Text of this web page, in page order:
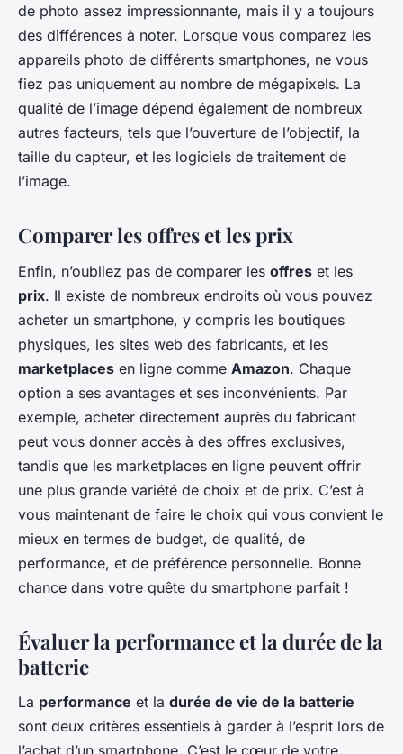
de photo assez impressionnante, mais il y a toujours
des différences à noter. Lorsque vous comparez les
appareils photo de différents smartphones, ne vous
fiez pas uniquement au nombre de mégapixels. La
qualité de l’image dépend également de nombreux
autres facteurs, tels que l’ouverture de l’objectif, la
taille du capteur, et les logiciels de traitement de
l’image.
Comparer les offres et les prix
Enfin, n’oubliez pas de comparer les offres et les
prix. Il existe de nombreux endroits où vous pouvez
acheter un smartphone, y compris les boutiques
physiques, les sites web des fabricants, et les
marketplaces en ligne comme Amazon. Chaque
option a ses avantages et ses inconvénients. Par
exemple, acheter directement auprès du fabricant
peut vous donner accès à des offres exclusives,
tandis que les marketplaces en ligne peuvent offrir
une plus grande variété de choix et de prix. C’est à
vous maintenant de faire le choix qui vous convient le
mieux en termes de budget, de qualité, de
performance, et de préférence personnelle. Bonne
chance dans votre quête du smartphone parfait !
Évaluer la performance et la durée de la
batterie
La performance et la durée de vie de la batterie
sont deux critères essentiels à garder à l’esprit lors de